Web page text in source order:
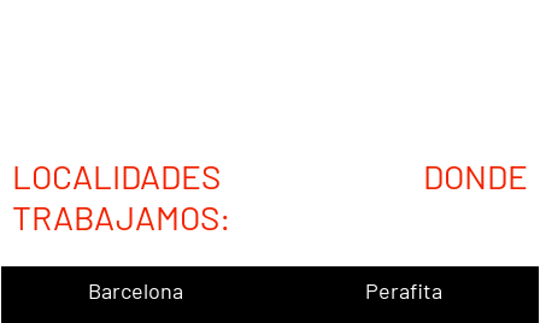
LOCALIDADES DONDE
TRABAJAMOS:
Barcelona
Perafita